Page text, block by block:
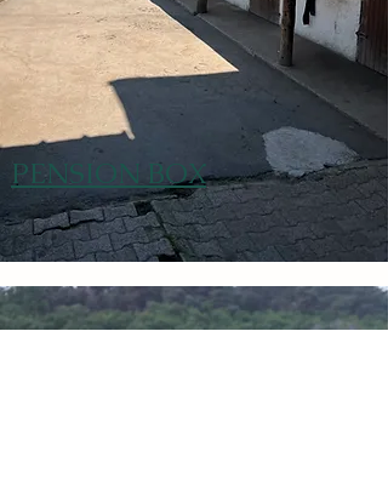
PENSION BOX